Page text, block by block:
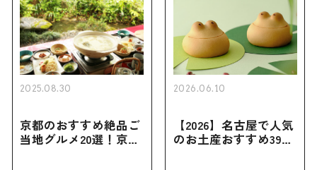
2025.08.30
京都のおすすめ絶品ご
当地グルメ20選！京都
2026.06.10
【2026】名古屋で人気
のお土産おすすめ39選